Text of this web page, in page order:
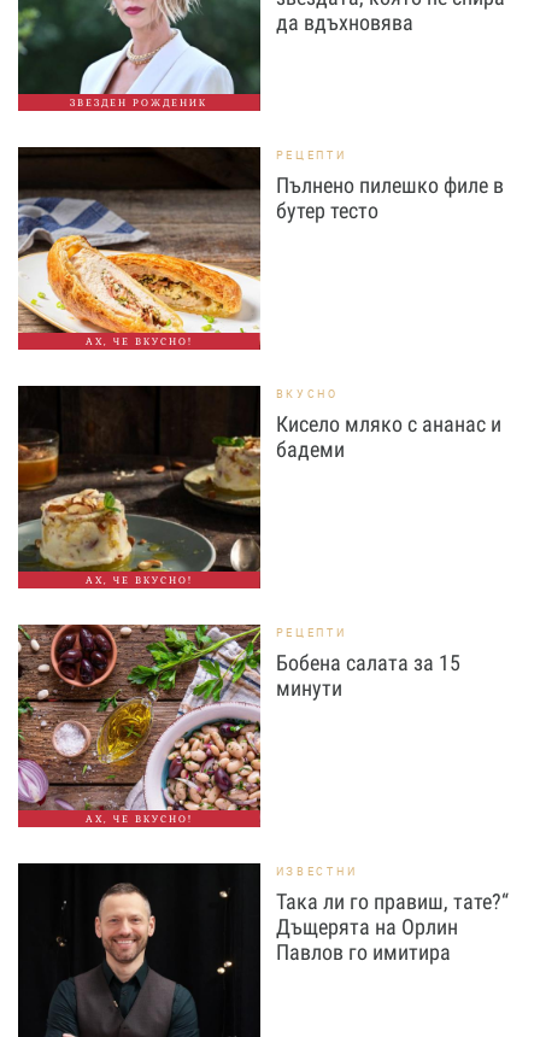
ЗВЕЗДЕН РОЖДЕНИК
да вдъхновява
АХ, ЧЕ ВКУСНО!
РЕЦЕПТИ
Пълнено пилешко филе в
бутер тесто
АХ, ЧЕ ВКУСНО!
ВКУСНО
Кисело мляко с ананас и
бадеми
АХ, ЧЕ ВКУСНО!
РЕЦЕПТИ
Бобена салата за 15
минути
ИЗВЕСТНИ
Така ли го правиш, тате?“
Дъщерята на Орлин
Павлов го имитира